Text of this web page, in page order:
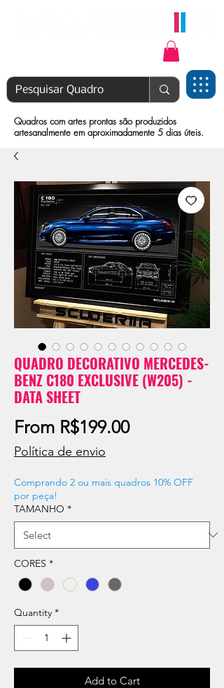
Quadros com artes prontas são produzidos
artesanalmente em aproximadamente 5 dias úteis.
QUADRO DECORATIVO MERCEDES-
BENZ C180 EXCLUSIVE (W205) -
DATA SHEET
From R$199.00Sale
Política de envio
Comprando 2 ou mais quadros 10% OFF
por peça!
TAMANHO *
CORES *
Quantity *
Add to Cart